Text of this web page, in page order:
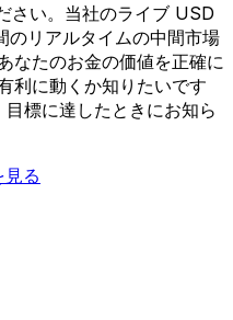
さい。当社のライブ USD
のリアルタイムの中間市場
なたのお金の価値を正確に
利に動くか知りたいです
標に達したときにお知ら
る